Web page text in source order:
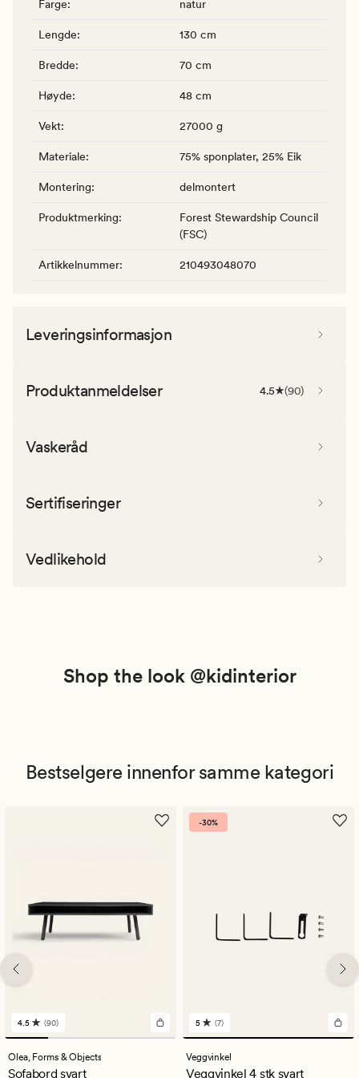
Farge: natur
Lengde: 130 cm
Bredde: 70 cm
Høyde: 48 cm
Vekt: 27000 g
Materiale: 75% sponplater, 25% Eik
Montering: delmontert
Produktmerking:
Forest Stewardship Council
(FSC)
Artikkelnummer: 210493048070
Leveringsinformasjon
Produktanmeldelser 4.5 (90)
Vaskeråd
Sertifiseringer
Vedlikehold
Shop the look @kidinterior
Bestselgere innenfor samme kategori
90
anmeldelser
med
en
4.5 (90)
Olea, Forms & Objects
Sofabord svart
-30%
7
anmeldelser
med
en
5 (7)
Veggvinkel
Veggvinkel 4 stk svart